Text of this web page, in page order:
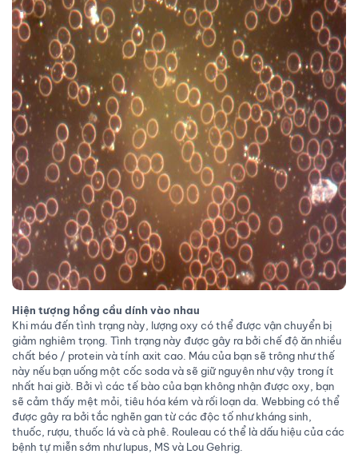
Hiện tượng hồng cầu dính vào nhau
Khi máu đến tình trạng này, lượng oxy có thể được vận chuyển bị
giảm nghiêm trọng. Tình trạng này được gây ra bởi chế độ ăn nhiều
chất béo / protein và tính axit cao. Máu của bạn sẽ trông như thế
này nếu bạn uống một cốc soda và sẽ giữ nguyên như vậy trong ít
nhất hai giờ. Bởi vì các tế bào của bạn không nhận được oxy, bạn
sẽ cảm thấy mệt mỏi, tiêu hóa kém và rối loạn da. Webbing có thể
được gây ra bởi tắc nghẽn gan từ các độc tố như kháng sinh,
thuốc, rượu, thuốc lá và cà phê. Rouleau có thể là dấu hiệu của các
bệnh tự miễn sớm như lupus, MS và Lou Gehrig.